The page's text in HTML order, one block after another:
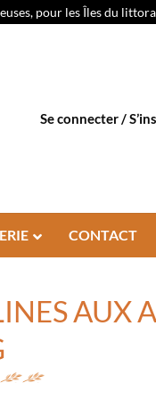
pour les Îles du
Se connecter /
CONTACT
AUX